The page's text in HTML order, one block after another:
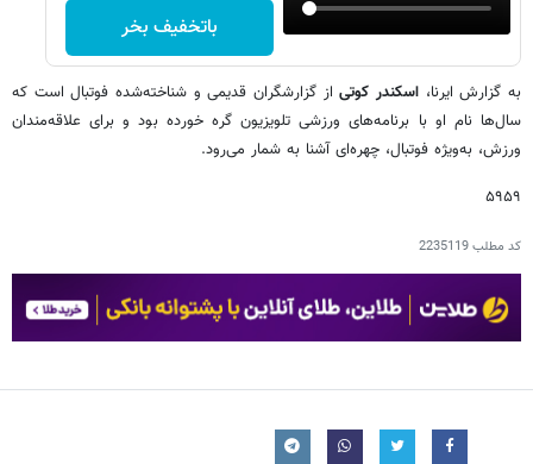
باتخفیف بخر
به گزارش ایرنا، اسکندر کوتیاز گزارشگران قدیمی و شناخته‌شده فوتبال است که
سال‌ها نام او با برنامه‌های ورزشی تلویزیون گره خورده بود و برای علاقه‌مندان
ورزش، به‌ویژه فوتبال، چهره‌ای آشنا به شمار می‌رود.
۵۹۵۹
کد مطلب2235119